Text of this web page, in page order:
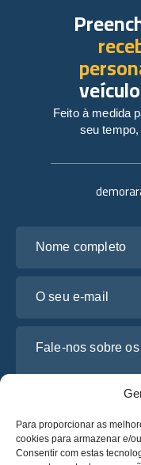
Para proporcionar as
cookies para armazenar e/
Consentir com estas
Feito à medida
seu tempo,